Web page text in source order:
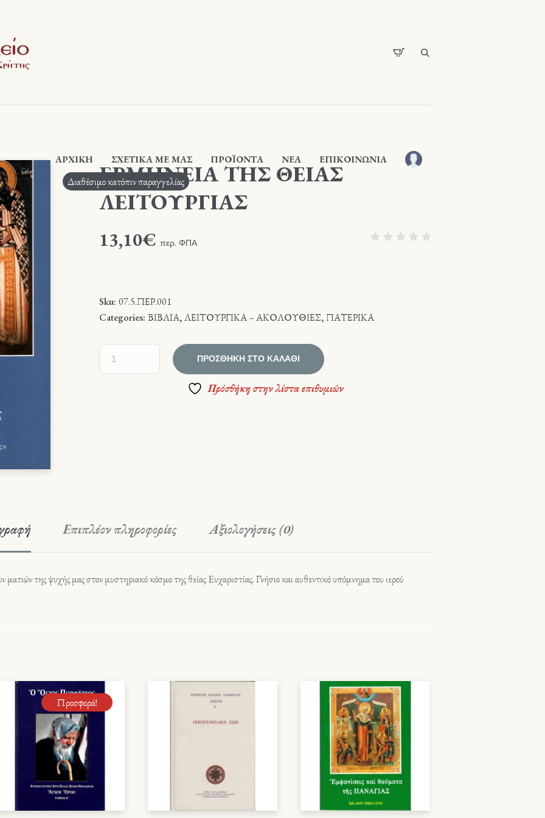
ΑΡΧΙΚΉ ΣΧΕΤΙΚΆ ΜΕ ΜΑΣ ΠΡΟΪΟΝΤΑ ΝΕΑ ΕΠΙΚΟΙΝΩΝΙΑ
ΕΡΜΗΝΕΙΑ ΤΗΣ ΘΕΙΑΣ
ΛΕΙΤΟΥΡΓΙΑΣ
13,10€ περ. ΦΠΑ
Sku:07.5.ΠΕΡ.001
Categories:ΒΙΒΛΙΑ,ΛΕΙΤΟΥΡΓΙΚΑ – ΑΚΟΛΟΥΘΙΕΣ,ΠΑΤΕΡΙΚΑ
Διαθέσιμο κατόπιν παραγγελίας
ΠΡΟΣΘΉΚΗ ΣΤΟ ΚΑΛΆΘΙ
Πρόσθήκη στην λίστα επιθυμιών
Επιπλέον πληροφορίες Αξιολογήσεις (0)
ματιών της ψυχής μας στον μυστηριακό κόσμο της θείας Eυχαριστίας. Γνήσιο και αυθεντικό υπόμνημα του ιερού
Προσφορά!